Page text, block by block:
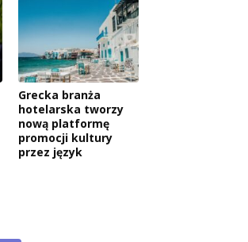
Grecka branża
hotelarska tworzy
nową platformę
promocji kultury
przez język